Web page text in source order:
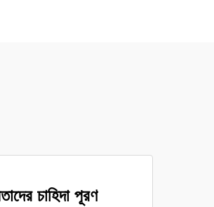
চাহিদা পূরণ